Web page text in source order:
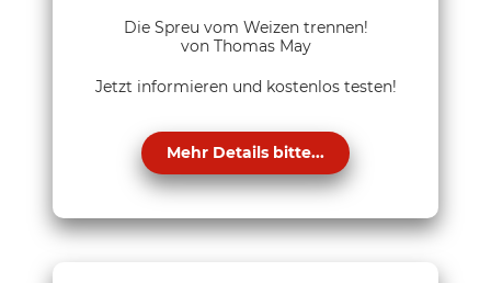
Die Spreu vom Weizen trennen!
von Thomas May
Jetzt informieren und kostenlos testen!
Mehr Details bitte...